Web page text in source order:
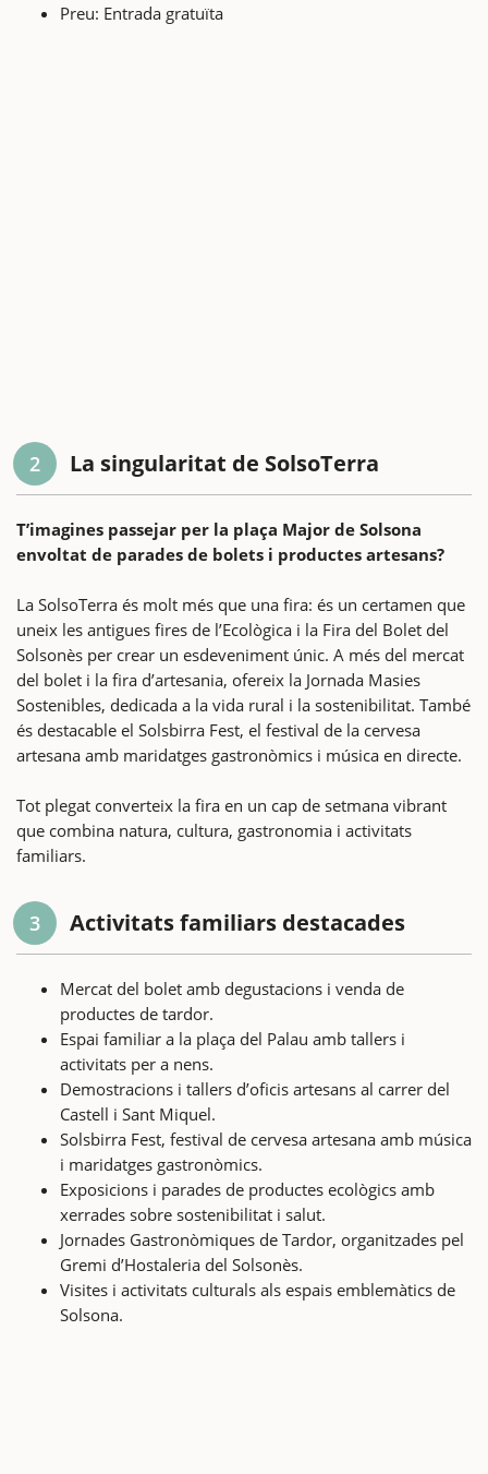
Preu: Entrada gratuïta
2 La singularitat de SolsoTerra
T’imagines passejar per la plaça Major de Solsona
envoltat de parades de bolets i productes artesans?
La SolsoTerra és molt més que una fira: és un certamen que
uneix les antigues fires de l’Ecològica i la Fira del Bolet del
Solsonès per crear un esdeveniment únic. A més del mercat
del bolet i la fira d’artesania, ofereix la Jornada Masies
Sostenibles, dedicada a la vida rural i la sostenibilitat. També
és destacable el Solsbirra Fest, el festival de la cervesa
artesana amb maridatges gastronòmics i música en directe.
Tot plegat converteix la fira en un cap de setmana vibrant
que combina natura, cultura, gastronomia i activitats
familiars.
3 Activitats familiars destacades
Mercat del bolet amb degustacions i venda de
productes de tardor.
Espai familiar a la plaça del Palau amb tallers i
activitats per a nens.
Demostracions i tallers d’oficis artesans al carrer del
Castell i Sant Miquel.
Solsbirra Fest, festival de cervesa artesana amb música
i maridatges gastronòmics.
Exposicions i parades de productes ecològics amb
xerrades sobre sostenibilitat i salut.
Jornades Gastronòmiques de Tardor, organitzades pel
Gremi d’Hostaleria del Solsonès.
Visites i activitats culturals als espais emblemàtics de
Solsona.